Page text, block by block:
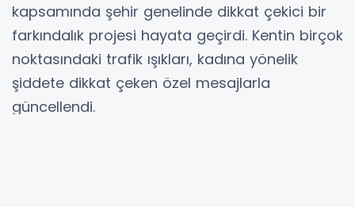
kapsamında şehir genelinde dikkat çekici bir
farkındalık projesi hayata geçirdi. Kentin birçok
noktasındaki trafik ışıkları, kadına yönelik
şiddete dikkat çeken özel mesajlarla
güncellendi.